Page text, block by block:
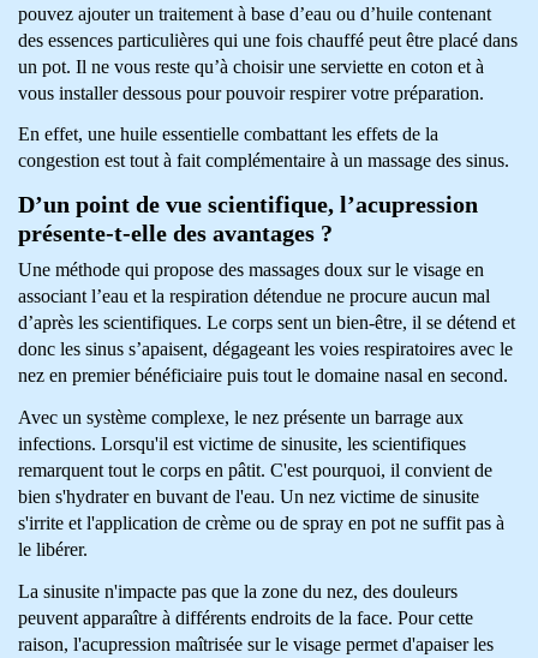
pouvez ajouter un traitement à base d’eau ou d’huile contenant
des essences particulières qui une fois chauffé peut être placé dans
un pot. Il ne vous reste qu’à choisir une serviette en coton et à
vous installer dessous pour pouvoir respirer votre préparation.
En effet, une huile essentielle combattant les effets de la
congestion est tout à fait complémentaire à un massage des sinus.
D’un point de vue scientifique, l’acupression
présente-t-elle des avantages ?
Une méthode qui propose des massages doux sur le visage en
associant l’eau et la respiration détendue ne procure aucun mal
d’après les scientifiques. Le corps sent un bien-être, il se détend et
donc les sinus s’apaisent, dégageant les voies respiratoires avec le
nez en premier bénéficiaire puis tout le domaine nasal en second.
Avec un système complexe, le nez présente un barrage aux
infections. Lorsqu'il est victime de sinusite, les scientifiques
remarquent tout le corps en pâtit. C'est pourquoi, il convient de
bien s'hydrater en buvant de l'eau. Un nez victime de sinusite
s'irrite et l'application de crème ou de spray en pot ne suffit pas à
le libérer.
La sinusite n'impacte pas que la zone du nez, des douleurs
peuvent apparaître à différents endroits de la face. Pour cette
raison, l'acupression maîtrisée sur le visage permet d'apaiser les